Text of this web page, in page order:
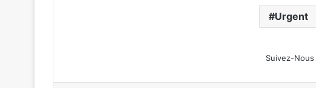
Urgent
Suivez-Nous